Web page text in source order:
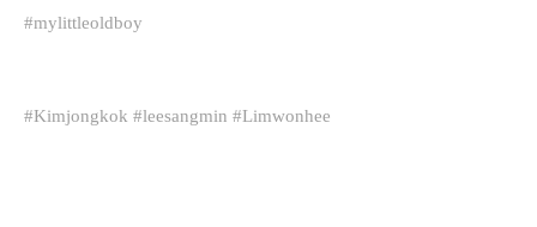
#mylittleoldboy
#Kimjongkok #leesangmin #Limwonhee